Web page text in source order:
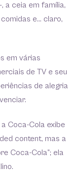
a ceia em família,
e… claro,
em várias
de TV e seu
de alegria
Coca-Cola exibe
content, mas a
Coca-Cola”; ela